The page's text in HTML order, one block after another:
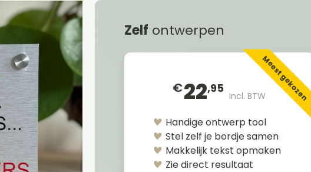
Zelf ontwerpen
€22,95
Incl. BTWMeest gekozen
Handige ontwerp tool
Stel zelf je bordje samen
Makkelijk tekst opmaken
Zie direct resultaat